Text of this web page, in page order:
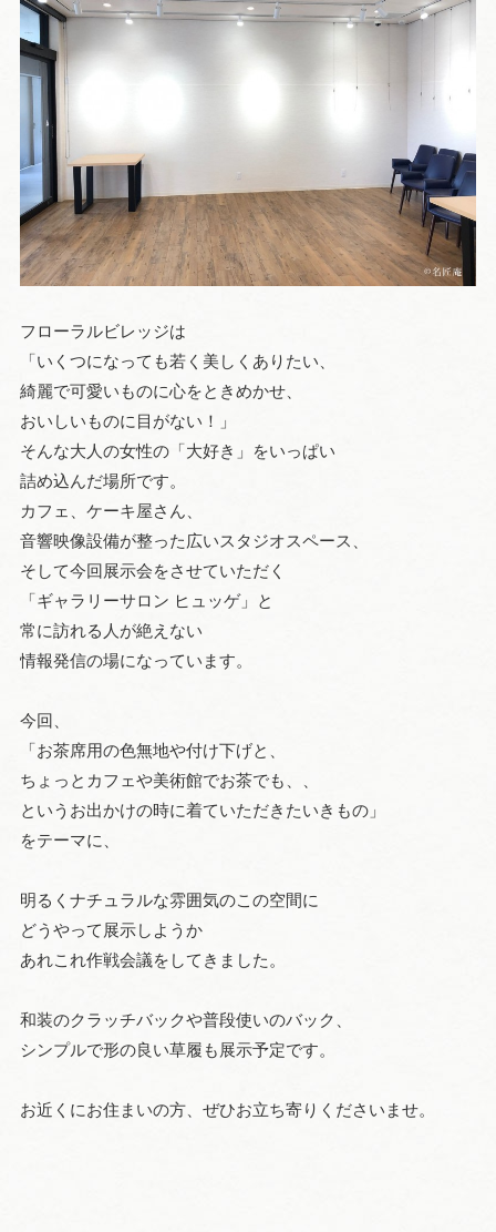
フローラルビレッジは
「いくつになっても若く美しくありたい、
綺麗で可愛いものに心をときめかせ、
おいしいものに目がない！」
そんな大人の女性の「大好き」をいっぱい
詰め込んだ場所です。
カフェ、ケーキ屋さん、
音響映像設備が整った広いスタジオスペース、
そして今回展示会をさせていただく
「ギャラリーサロン ヒュッゲ」と
常に訪れる人が絶えない
情報発信の場になっています。
今回、
「お茶席用の色無地や付け下げと、
ちょっとカフェや美術館でお茶でも、、
というお出かけの時に着ていただきたいきもの」
をテーマに、
明るくナチュラルな雰囲気のこの空間に
どうやって展示しようか
あれこれ作戦会議をしてきました。
和装のクラッチバックや普段使いのバック、
シンプルで形の良い草履も展示予定です。
お近くにお住まいの方、ぜひお立ち寄りくださいませ。